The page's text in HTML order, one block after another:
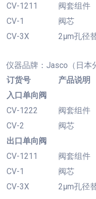
CV-1211
阀套组件
CV-1
阀芯
CV-3X
2µm孔径
仪器品牌： Jasco（日
订货号
产品说明
入口单向阀
CV-1222
阀套组件
CV-2
阀芯
出口单向阀
CV-1211
阀套组件
CV-1
阀芯
CV-3X
2µm孔径